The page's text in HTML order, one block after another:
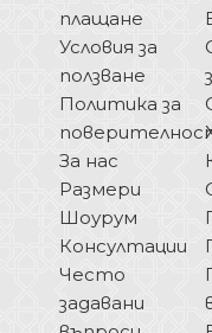
плащане
Условия за
ползване
Политика за
За нас
Размери
Шоурум
Консултации
Често
задавани